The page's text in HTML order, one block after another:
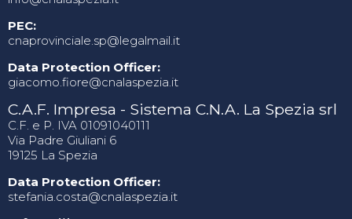
PEC:
cnaprovinciale.sp@legalmail.it
Data Protection Officer:
giacomo.fiore@cnalaspezia.it
C.A.F. Impresa - Sistema C.N.A. La Spezia srl
C.F. e P. IVA 01091040111
Via Padre Giuliani 6
19125 La Spezia
Data Protection Officer:
stefania.costa@cnalaspezia.it